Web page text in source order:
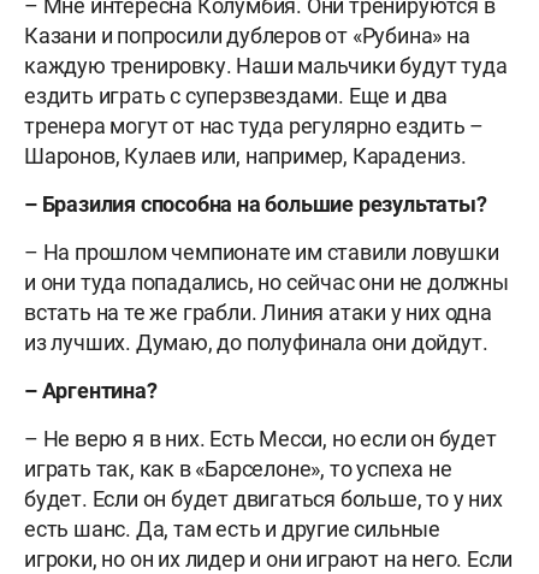
Казани и попросили дублеров от «Рубина» на
каждую тренировку. Наши мальчики будут туда
ездить играть с суперзвездами. Еще и два
тренера могут от нас туда регулярно ездить –
Шаронов, Кулаев или, например, Карадениз.
– Бразилия способна на большие результаты?
– На прошлом чемпионате им ставили ловушки
и они туда попадались, но сейчас они не должны
встать на те же грабли. Линия атаки у них одна
из лучших. Думаю, до полуфинала они дойдут.
– Аргентина?
– Не верю я в них. Есть Месси, но если он будет
играть так, как в «Барселоне», то успеха не
будет. Если он будет двигаться больше, то у них
есть шанс. Да, там есть и другие сильные
игроки, но он их лидер и они играют на него. Если